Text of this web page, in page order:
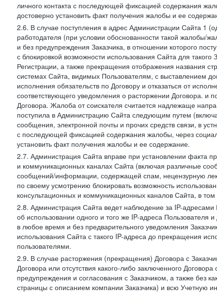
личного контакта с последующей фиксацией содержания
достоверно установить факт получения жалобы и ее
2.6. В случае поступления в адрес Администрации Сайта 1
работодателя (при условии обоснованности такой
и без предупреждения Заказчика, в отношении которого
с блокировкой возможности использования Сайта для
Регистрации, а также прекращения отображения названия
системах Сайта, видимых Пользователям, с выставлением
исполнения обязательств по Договору и отказаться от
соответствующего уведомления о расторжении Договора. и
Договора. Жалоба от соискателя считается надлежаще
поступила в Администрацию Сайта следующим путем
сообщения, электронной почты и прочих средств связи, в
с последующей фиксацией содержания жалобы, через
установить факт получения жалобы и ее содержание.
2.7. Администрация Сайта вправе при установлении факта
и коммуникационных каналах Сайта (включая различные
сообщений/информации, содержащей спам, нецензурную
по своему усмотрению блокировать возможность
консультационных и коммуникационных каналов Сайта, в
2.8. Администрация Сайта ведет наблюдение за IP-
об использовании одного и того же IP-адреса Пользователя
в любое время и без предварительного уведомления
использования Сайта с такого IP-адреса до прекращения
пользователями.
2.9. В случае расторжения (прекращения) Договора с
Договора или отсутствия какого-либо заключенного
предупреждения и согласования с Заказчиком, а также без
страницы с описанием компании Заказчика) и всю Учетную